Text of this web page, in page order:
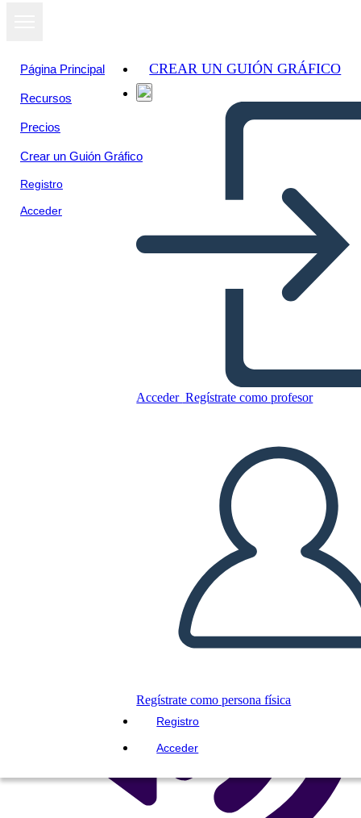
Página Principal
Recursos
Precios
Crear un Guión Gráfico
Registro
Acceder
CREAR UN GUIÓN GRÁFICO
Acceder Regístrate como profesor
Regístrate como persona física
Registro
Acceder
CREAR UN GUIÓN GRÁFICO
JUEGO DE DIAPOSITIVAS
LEERME